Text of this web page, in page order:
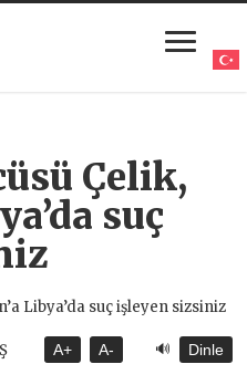
Çelik,
suç
A+ A- 🔊 Dinle